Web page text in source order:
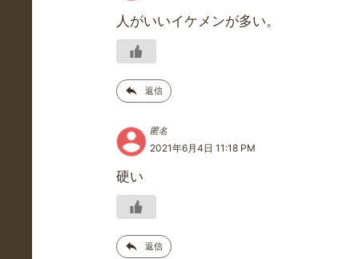
人がいいイケメンが多い。
返信
匿名
2021年6月4日 11:18 PM
硬い
返信